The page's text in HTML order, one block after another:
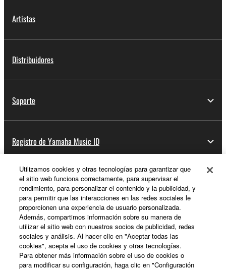
Artistas
Distribuidores
Soporte
Registro de Yamaha Music ID
Acerca de Yamaha
España - Spanish
Empresa
Utilizamos cookies y otras tecnologías para garantizar que
el sitio web funciona correctamente, para supervisar el
rendimiento, para personalizar el contenido y la publicidad, y
para permitir que las interacciones en las redes sociales le
proporcionen una experiencia de usuario personalizada.
Además, compartimos información sobre su manera de
utilizar el sitio web con nuestros socios de publicidad, redes
sociales y análisis. Al hacer clic en "Aceptar todas las
cookies", acepta el uso de cookies y otras tecnologías.
Para obtener más información sobre el uso de cookies o
para modificar su configuración, haga clic en "Configuración